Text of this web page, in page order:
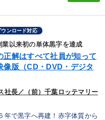
ウンロード対応
以来初の単体黒字を達成
正解はすべて社員が知って
像版（CD・DVD・デジタ
社長／（前）千葉ロッテマリー
年で黒字へ再建！赤字体質から